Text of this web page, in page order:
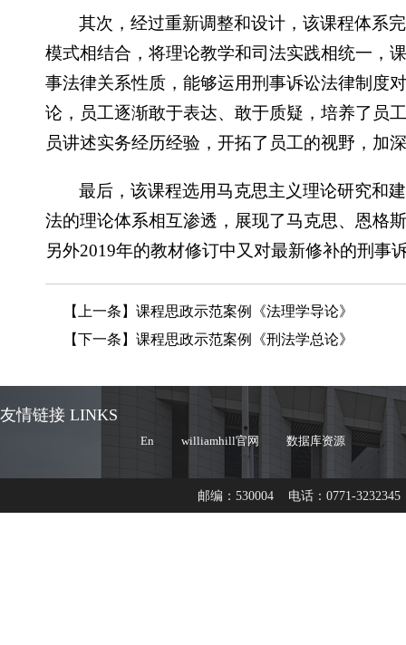
其次，经过重新调整和设计，该课程体系
模式相结合，将理论教学和司法实践相统一，
事法律关系性质，能够运用刑事诉讼法律制度
论，员工逐渐敢于表达、敢于质疑，培养了员
员讲述实务经历经验，开拓了员工的视野，加
最后，该课程选用马克思主义理论研究和
法的理论体系相互渗透，展现了马克思、恩格
另外2019年的教材修订中又对最新修补的刑事
【上一条】 课程思政示范案例《法理学导论》
【下一条】 课程思政示范案例《刑法学总论》
友情链接 LINKS
En williamhill官网 数据库资源
邮编：530004 电话：0771-